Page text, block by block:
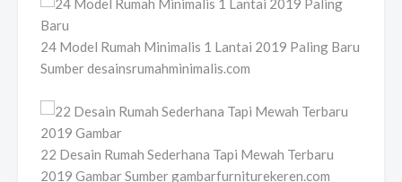
24 Model Rumah Minimalis 1 Lantai 2019 Paling Baru
Sumber desainsrumahminimalis.com
22 Desain Rumah Sederhana Tapi Mewah Terbaru
2019 Gambar Sumber gambarfurniturekeren.com